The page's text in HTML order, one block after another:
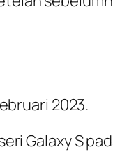
2023.
Galaxy S